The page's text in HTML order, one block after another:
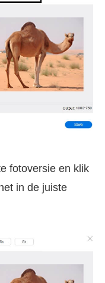
fotoversie en klik
in de juiste